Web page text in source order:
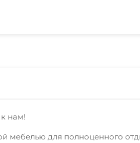
нам!
мебелью для полноценного